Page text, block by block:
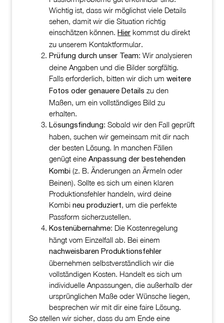
Wichtig ist, dass wir möglichst viele Details
sehen, damit wir die Situation richtig
einschätzen können.Hier kommst du direkt
zu unserem Kontaktformular.
Prüfung durch unser Team: Wir analysieren
deine Angaben und die Bilder sorgfältig.
Falls erforderlich, bitten wir dich umweitere
Fotos oder genauere Details zu den
Maßen, um ein vollständiges Bild zu
erhalten.
Lösungsfindung: Sobald wir den Fall geprüft
haben, suchen wir gemeinsam mit dir nach
der besten Lösung. In manchen Fällen
genügt eineAnpassung der bestehenden
Kombi (z. B. Änderungen an Ärmeln oder
Beinen). Sollte es sich um einen klaren
Produktionsfehler handeln, wird deine
Kombineu produziert, um die perfekte
Passform sicherzustellen.
Kostenübernahme: Die Kostenregelung
hängt vom Einzelfall ab. Bei einem
nachweisbaren Produktionsfehler
übernehmen selbstverständlich wir die
vollständigen Kosten. Handelt es sich um
individuelle Anpassungen, die außerhalb der
ursprünglichen Maße oder Wünsche liegen,
besprechen wir mit dir eine faire Lösung.
So stellen wir sicher, dass du am Ende eine